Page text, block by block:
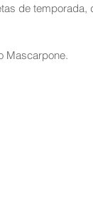
de
Mascarpone.